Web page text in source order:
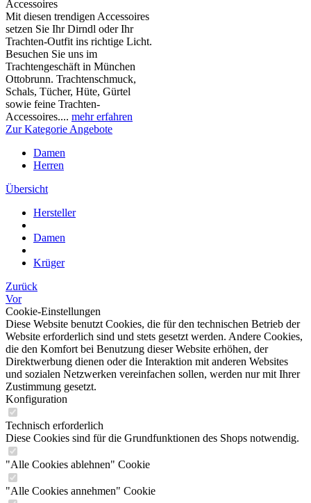
Accessoires
Mit diesen trendigen Accessoires
setzen Sie Ihr Dirndl oder Ihr
Trachten-Outfit ins richtige Licht.
Besuchen Sie uns im
Trachtengeschäft in München
Ottobrunn. Trachtenschmuck,
Schals, Tücher, Hüte, Gürtel
sowie feine Trachten-
Accessoires.... mehr erfahren
Zur Kategorie Angebote
Damen
Herren
Übersicht
Hersteller
Damen
Krüger
Zurück
Vor
Cookie-Einstellungen
Diese Website benutzt Cookies, die für den technischen Betrieb der
Website erforderlich sind und stets gesetzt werden. Andere Cookies,
die den Komfort bei Benutzung dieser Website erhöhen, der
Direktwerbung dienen oder die Interaktion mit anderen Websites
und sozialen Netzwerken vereinfachen sollen, werden nur mit Ihrer
Zustimmung gesetzt.
Konfiguration
Technisch erforderlich
Diese Cookies sind für die Grundfunktionen des Shops notwendig.
"Alle Cookies ablehnen" Cookie
"Alle Cookies annehmen" Cookie